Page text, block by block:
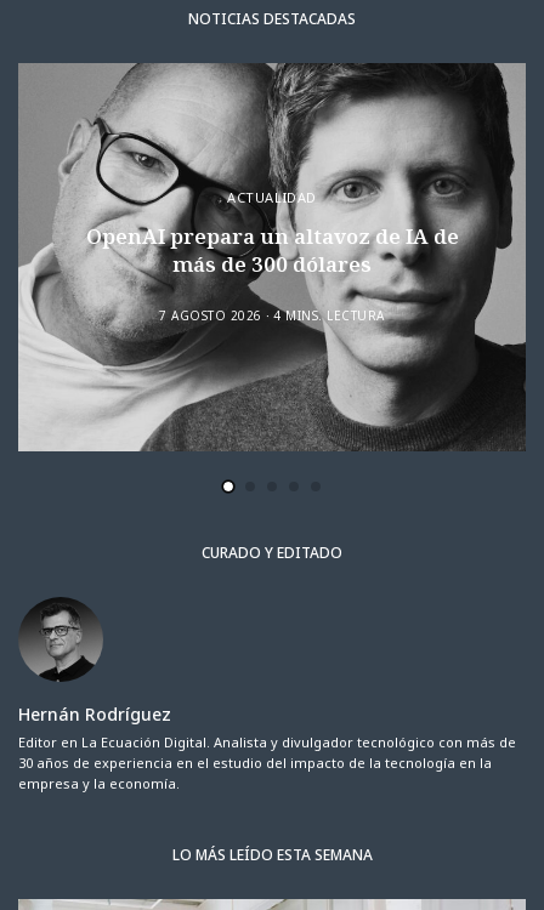
NOTICIAS DESTACADAS
ACTUALIDAD
OpenAI prepara un altavoz de IA de
más de 300 dólares
7 AGOSTO 2026 4 MINS. LECTURA
CURADO Y EDITADO
Hernán Rodríguez
Editor en La Ecuación Digital. Analista y divulgador tecnológico con más de
30 años de experiencia en el estudio del impacto de la tecnología en la
empresa y la economía.
LO MÁS LEÍDO ESTA SEMANA